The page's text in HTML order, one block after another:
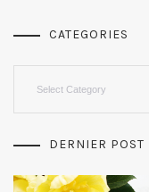
CATEGORIES
DERNIER POST